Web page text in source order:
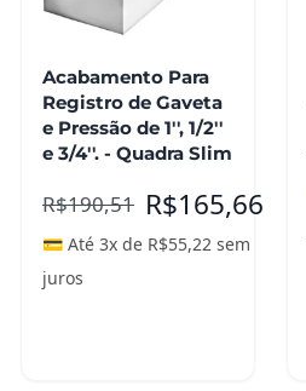
Acabamento Para
Registro de Gaveta
e Pressão de 1'', 1/2''
e 3/4''. - Quadra Slim
R$190,51 R$165,66
💳 Até 3x de R$55,22 sem
juros